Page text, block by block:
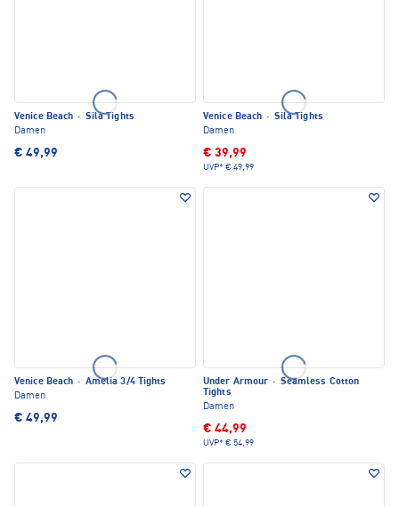
Venice Beach · Sila Tights
Damen
€ 49,99
Venice Beach · Sila Tights
Damen
€ 39,99
UVP* € 49,99
Venice Beach · Amelia 3/4 Tights
Damen
€ 49,99
Under Armour · Seamless Cotton
Tights
Damen
€ 44,99
UVP* € 54,99